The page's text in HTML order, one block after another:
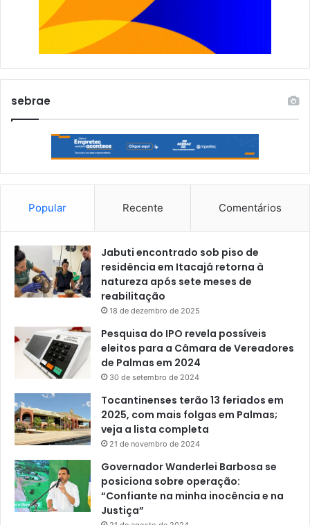
sebrae
Popular Recente Comentários
Jabuti encontrado sob piso de
residência em Itacajá retorna à
natureza após sete meses de
reabilitação
18 de dezembro de 2025
Pesquisa do IPO revela possíveis
eleitos para a Câmara de Vereadores
de Palmas em 2024
30 de setembro de 2024
Tocantinenses terão 13 feriados em
2025, com mais folgas em Palmas;
veja a lista completa
21 de novembro de 2024
Governador Wanderlei Barbosa se
posiciona sobre operação:
“Confiante na minha inocência e na
Justiça”